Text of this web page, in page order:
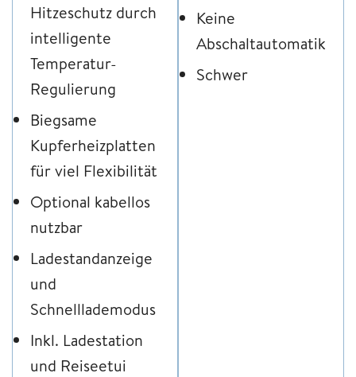
Hitzeschutz durch
intelligente
Temperatur-
Regulierung
Biegsame
Kupferheizplatten
für viel Flexibilität
Optional kabellos
nutzbar
Ladestandanzeige
und
Schnelllademodus
Inkl. Ladestation
und Reiseetui
Keine
Abschaltautomatik
Schwer